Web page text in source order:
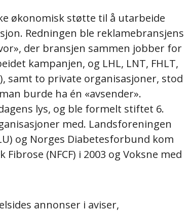
økonomisk støtte til å utarbeide
Redningen ble reklamebransjens
der bransjen sammen jobber for
kampanjen, og LHL, LNT, FHLT,
samt to private organisasjoner, stod
burde ha én «avsender».
lys, og ble formelt stiftet 6.
med. Landsforeningen
og Norges Diabetesforbund kom
(NFCF) i 2003 og Voksne med
annonser i aviser,